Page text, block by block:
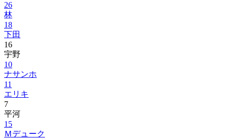
26
林
18
下田
16
宇野
10
ナサンホ
11
エリキ
7
平河
15
Ｍデューク